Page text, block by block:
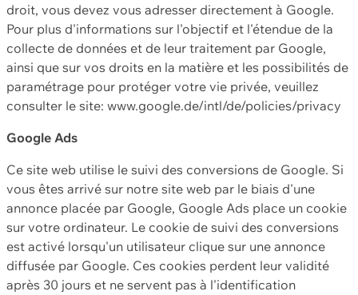
droit, vous devez vous adresser directement à Google.
Pour plus d'informations sur l'objectif et l'étendue de la
collecte de données et de leur traitement par Google,
ainsi que sur vos droits en la matière et les possibilités de
paramétrage pour protéger votre vie privée, veuillez
consulter le site: www.google.de/intl/de/policies/privacy
Google Ads
Ce site web utilise le suivi des conversions de Google. Si
vous êtes arrivé sur notre site web par le biais d'une
annonce placée par Google, Google Ads place un cookie
sur votre ordinateur. Le cookie de suivi des conversions
est activé lorsqu'un utilisateur clique sur une annonce
diffusée par Google. Ces cookies perdent leur validité
après 30 jours et ne servent pas à l'identification